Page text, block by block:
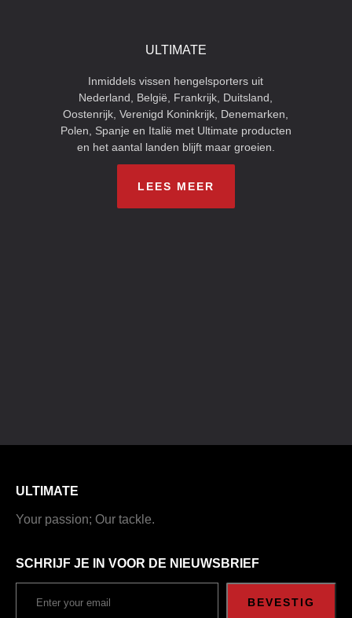
ULTIMATE
Inmiddels vissen hengelsporters uit
Nederland, België, Frankrijk, Duitsland,
Oostenrijk, Verenigd Koninkrijk, Denemarken,
Polen, Spanje en Italië met Ultimate producten
en het aantal landen blijft maar groeien.
LEES MEER
ULTIMATE
Your passion; Our tackle.
SCHRIJF JE IN VOOR DE NIEUWSBRIEF
BEVESTIG